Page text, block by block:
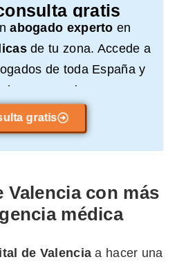
gratis
abogado experto en
de tu zona. Accede a
de toda España y
compromiso.
gratis
Valencia con más
médica
de Valencia a hacer una